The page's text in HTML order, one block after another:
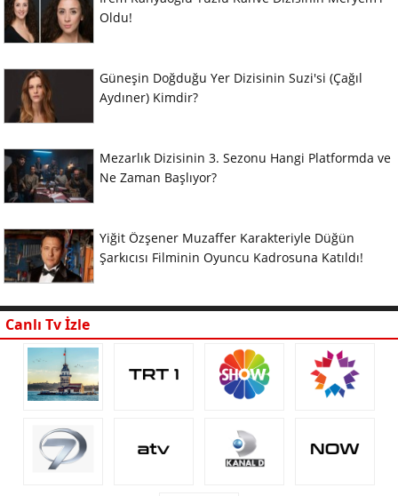
Oldu!
Güneşin Doğduğu Yer Dizisinin Suzi'si (Çağıl
Aydıner) Kimdir?
Mezarlık Dizisinin 3. Sezonu Hangi Platformda ve
Ne Zaman Başlıyor?
Yiğit Özşener Muzaffer Karakteriyle Düğün
Şarkıcısı Filminin Oyuncu Kadrosuna Katıldı!
Canlı Tv İzle